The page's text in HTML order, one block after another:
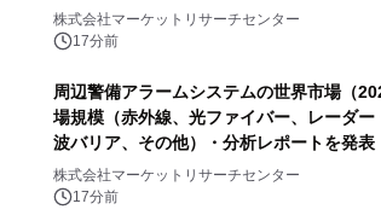
株式会社マーケットリサーチセンター
17分前
周辺警備アラームシステムの世界市場（
場規模（赤外線、光ファイバー、レーダ
波バリア、その他）・分析レポートを発表
株式会社マーケットリサーチセンター
17分前